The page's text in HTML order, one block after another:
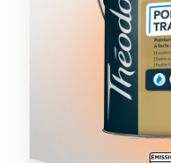
Peintures fer
TOITURES & BARDAGES
Toitures et bardages
RECHERCHER UN PRODUIT